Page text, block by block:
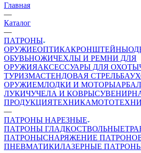
Главная
—
Каталог
—
ПАТРОНЫ
ОРУЖИЕОПТИКАКРОНШТЕЙНЫ
ОБУВЬНОЖИЧЕХЛЫ И РЕМНИ ДЛЯ
ОРУЖИЯАКСЕССУАРЫ ДЛЯ ОХОТЫ
ТУРИЗМАСТЕНДОВАЯ СТРЕЛЬБА
ОРУЖИЕМЛОДКИ И МОТОРЫ
ЛУКИЧУЧЕЛА И КОВРЫ
ПРОДУКЦИЯТЕХНИКА
—
ПАТРОНЫ НАРЕЗНЫЕ
ПАТРОНЫ ГЛАДКОСТВОЛЬНЫЕ
ПАТРОНЫСНАРЯЖЕНИЕ
ПНЕВМАТИКИЛАЗЕРНЫЕ